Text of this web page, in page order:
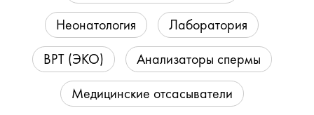
Неонатология
Лаборатория
ВРТ (ЭКО)
Анализаторы спермы
Медицинские отсасыватели